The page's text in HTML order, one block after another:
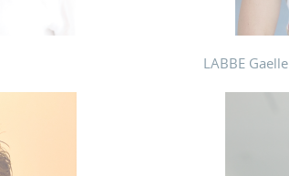
LABBE Gaelle